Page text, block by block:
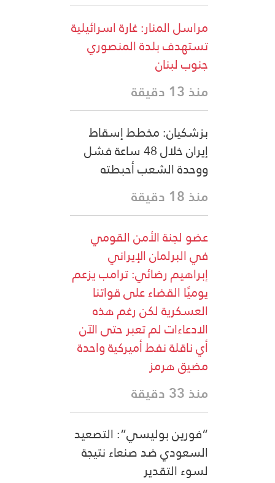
مراسل المنار: غارة اسرائيلية
تستهدف بلدة المنصوري
جنوب لبنان
منذ 13 دقيقة
بزشكيان: مخطط إسقاط
إيران خلال 48 ساعة فشل
ووحدة الشعب أحبطته
منذ 18 دقيقة
عضو لجنة الأمن القومي
في البرلمان الإيراني
إبراهيم رضائي: ترامب يزعم
يوميًا القضاء على قواتنا
العسكرية لكن رغم هذه
الادعاءات لم تعبر حتى الآن
أي ناقلة نفط أميركية واحدة
مضيق هرمز
منذ 33 دقيقة
“فورين بوليسي”: التصعيد
السعودي ضد صنعاء نتيجة
لسوء التقدير